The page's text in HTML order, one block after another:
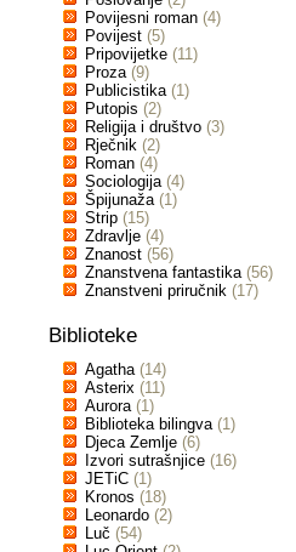
Povijesni roman (4)
Povijest (5)
Pripovijetke (11)
Proza (9)
Publicistika (1)
Putopis (2)
Religija i društvo (3)
Rječnik (2)
Roman (4)
Sociologija (4)
Špijunaža (1)
Strip (15)
Zdravlje (4)
Znanost (56)
Znanstvena fantastika (56)
Znanstveni priručnik (17)
Biblioteke
Agatha (14)
Asterix (11)
Aurora (1)
Biblioteka bilingva (1)
Djeca Zemlje (6)
Izvori sutrašnjice (16)
JETiC (1)
Kronos (18)
Leonardo (2)
Luč (54)